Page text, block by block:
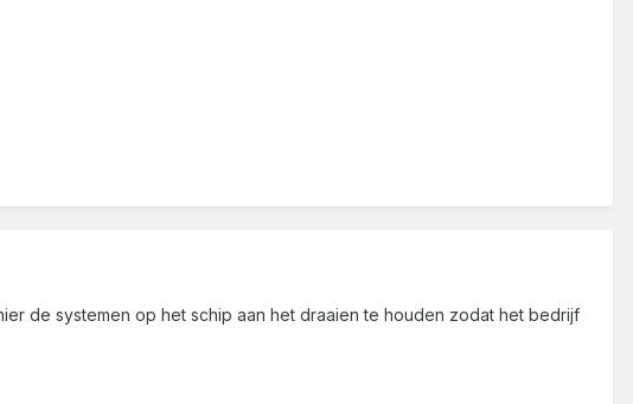
de systemen op het schip aan het draaien te houden zodat het bedrijf